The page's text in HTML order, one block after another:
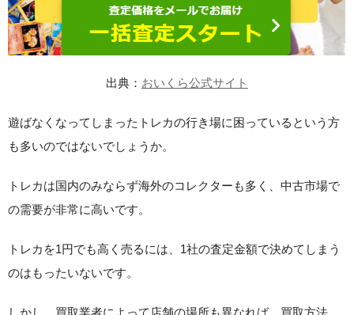
出典： おいくら公式サイト
遊ばなくなってしまったトレカの行き場に困っているという方
も多いのではないでしょうか。
トレカは国内のみならず海外のコレクターも多く、中古市場で
の需要が非常に高いです。
トレカを1円でも高く売るには、1社の査定金額で決めてしまう
のはもったいないです。
しかし、買取業者によって店舗の場所も異なれば、買取方法、